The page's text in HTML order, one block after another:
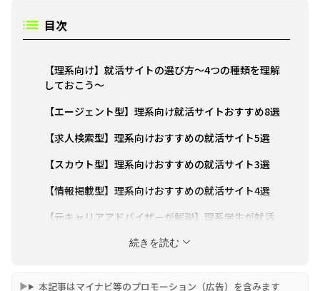
目次
【理系向け】就活サイトの選び方～4つの種類を理解
しておこう～
【エージェント型】理系向け就活サイトおすすめ8選
【求人検索型】理系向けおすすめの就活サイト5選
【スカウト型】理系向けおすすめの就活サイト3選
【情報掲載型】理系向けおすすめの就活サイト4選
【元キャリアアドバイザーが解説】理系学生が就活
続きを読む
本記事はマイナビ等のプロモーション（広告）を含みます